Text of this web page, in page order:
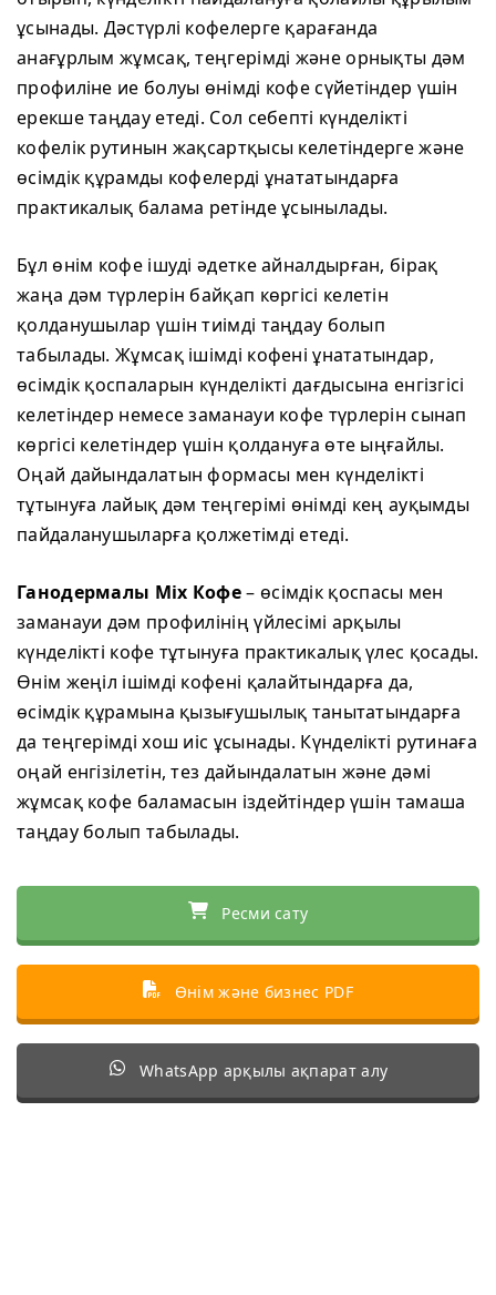
ұсынады. Дәстүрлі кофелерге қарағанда
анағұрлым жұмсақ, теңгерімді және орнықты дәм
профиліне ие болуы өнімді кофе сүйетіндер үшін
ерекше таңдау етеді. Сол себепті күнделікті
кофелік рутинын жақсартқысы келетіндерге және
өсімдік құрамды кофелерді ұнататындарға
практикалық балама ретінде ұсынылады.
Бұл өнім кофе ішуді әдетке айналдырған, бірақ
жаңа дәм түрлерін байқап көргісі келетін
қолданушылар үшін тиімді таңдау болып
табылады. Жұмсақ ішімді кофені ұнататындар,
өсімдік қоспаларын күнделікті дағдысына енгізгісі
келетіндер немесе заманауи кофе түрлерін сынап
көргісі келетіндер үшін қолдануға өте ыңғайлы.
Оңай дайындалатын формасы мен күнделікті
тұтынуға лайық дәм теңгерімі өнімді кең ауқымды
пайдаланушыларға қолжетімді етеді.
Ганодермалы Mix Кофе– өсімдік қоспасы мен
заманауи дәм профилінің үйлесімі арқылы
күнделікті кофе тұтынуға практикалық үлес қосады.
Өнім жеңіл ішімді кофені қалайтындарға да,
өсімдік құрамына қызығушылық танытатындарға
да теңгерімді хош иіс ұсынады. Күнделікті рутинаға
оңай енгізілетін, тез дайындалатын және дәмі
жұмсақ кофе баламасын іздейтіндер үшін тамаша
таңдау болып табылады.
Ресми сату
Өнім және бизнес PDF
WhatsApp арқылы ақпарат алу